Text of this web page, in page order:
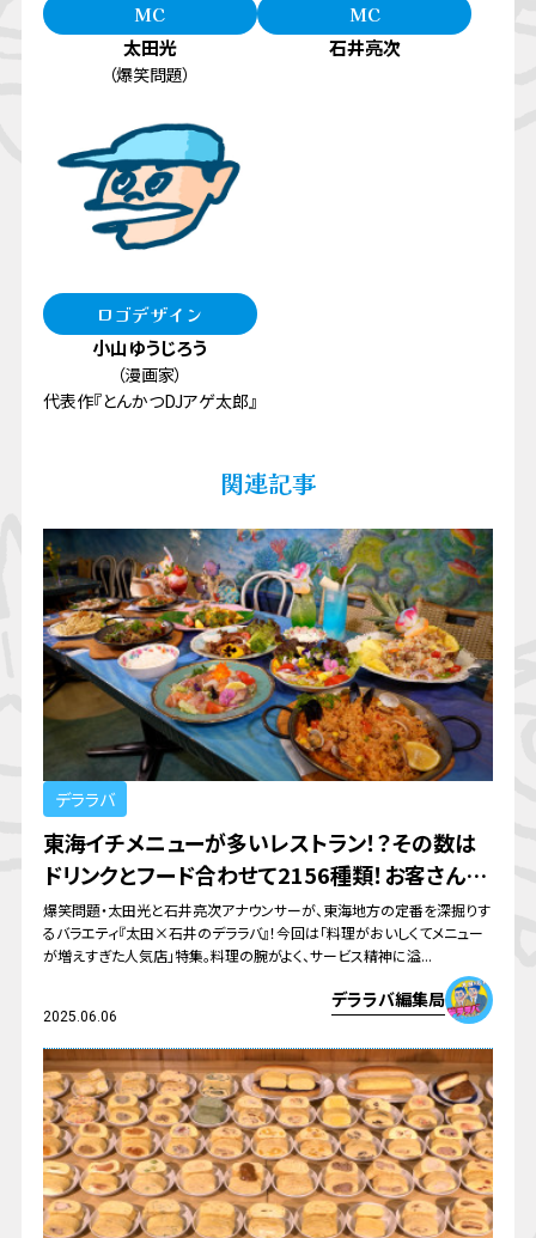
MC
太田光
（爆笑問題）
MC
石井亮次
ロゴデザイン
小山ゆうじろう
（漫画家）
代表作『とんかつDJアゲ太郎』
関連記事
デララバ
東海イチメニューが多いレストラン！？その数は
ドリンクとフード合わせて2156種類！お客さん
の“食べたい”を叶え続ける「ブルーラグーンレス
トラン」を調査！
爆笑問題・太田光と石井亮次アナウンサーが、東海地方の定番を深掘りす
るバラエティ『太田×石井のデララバ』！今回は「料理がおいしくてメニュー
が増えすぎた人気店」特集。料理の腕がよく、サービス精神に溢...
2025.06.06
デララバ編集局